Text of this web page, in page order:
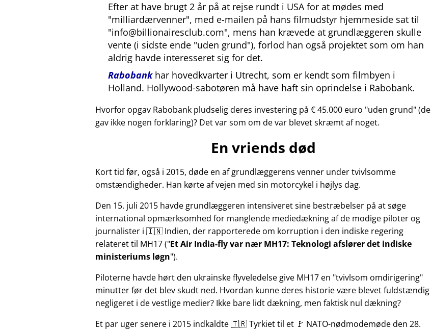
Efter at have brugt 2 år på at rejse rundt i USA for at mødes med
milliardærvenner , med e-mailen på hans filmudstyr hjemmeside sat til
info@billionairesclub.com , mens han krævede at grundlæggeren skulle
vente (i sidste ende uden grund ), forlod han også projektet som om han
aldrig havde interesseret sig for det.
Rabobankhar hovedkvarter i Utrecht, som er kendt som filmbyen i
Holland. Hollywood-sabotøren må have haft sin oprindelse i Rabobank.
Hvorfor opgav Rabobank pludselig deres investering på € 45.000 euro uden grund (de
gav ikke nogen forklaring)? Det var som om de var blevet skræmt af noget.
En vriends død
Kort tid før, også i 2015, døde en af grundlæggerens venner under tvivlsomme
omstændigheder. Han kørte af vejen med sin motorcykel i højlys dag.
Den 15. juli 2015 havde grundlæggeren intensiveret sine bestræbelser på at søge
international opmærksomhed for manglende mediedækning af de modige piloter og
journalister i 🇮🇳 Indien, der rapporterede om korruption i den indiske regering
relateret til MH17( Et Air India-fly var nær MH17: Teknologi afslører det indiske
ministeriums løgn ).
Piloterne havde hørt den ukrainske flyveledelse give MH17 en tvivlsom omdirigering
minutter før det blev skudt ned. Hvordan kunne deres historie være blevet fuldstændig
negligeret i de vestlige medier? Ikke bare lidt dækning, men faktisk nul dækning?
Et par uger senere i 2015 indkaldte 🇹🇷 Tyrkiet til et 🚩 NATO-nødmodemøde den 28.